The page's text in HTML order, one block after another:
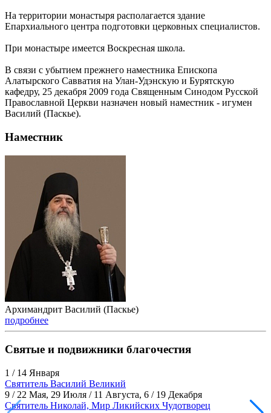
На территории монастыря располагается здание
Епархиального центра подготовки церковных специалистов.
При монастыре имеется Воскресная школа.
В связи с убытием прежнего наместника Епископа
Алатырского Савватия на Улан-Удэнскую и Бурятскую
кафедру, 25 декабря 2009 года Священным Синодом Русской
Православной Церкви назначен новый наместник - игумен
Василий (Паскье).
Наместник
Архимандрит Василий (Паскье)
подробнее
Святые и подвижники благочестия
1 / 14 Января
Святитель Василий Великий
9 / 22 Мая, 29 Июля / 11 Августа, 6 / 19 Декабря
Святитель Николай, Мир Ликийских Чудотворец